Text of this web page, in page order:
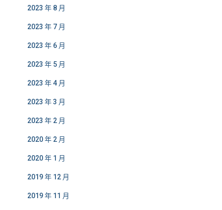
2023 年 8 月
2023 年 7 月
2023 年 6 月
2023 年 5 月
2023 年 4 月
2023 年 3 月
2023 年 2 月
2020 年 2 月
2020 年 1 月
2019 年 12 月
2019 年 11 月